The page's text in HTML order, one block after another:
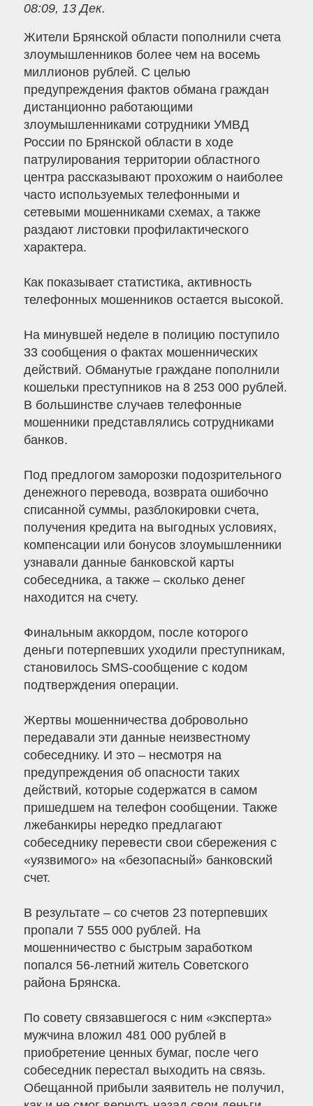
08:09, 13 Дек.
Жители Брянской области пополнили счета
злоумышленников более чем на восемь
миллионов рублей. С целью
предупреждения фактов обмана граждан
дистанционно работающими
злоумышленниками сотрудники УМВД
России по Брянской области в ходе
патрулирования территории областного
центра рассказывают прохожим о наиболее
часто используемых телефонными и
сетевыми мошенниками схемах, а также
раздают листовки профилактического
характера.
Как показывает статистика, активность
телефонных мошенников остается высокой.
На минувшей неделе в полицию поступило
33 сообщения о фактах мошеннических
действий. Обманутые граждане пополнили
кошельки преступников на 8 253 000 рублей.
В большинстве случаев телефонные
мошенники представлялись сотрудниками
банков.
Под предлогом заморозки подозрительного
денежного перевода, возврата ошибочно
списанной суммы, разблокировки счета,
получения кредита на выгодных условиях,
компенсации или бонусов злоумышленники
узнавали данные банковской карты
собеседника, а также – сколько денег
находится на счету.
Финальным аккордом, после которого
деньги потерпевших уходили преступникам,
становилось SMS-сообщение с кодом
подтверждения операции.
Жертвы мошенничества добровольно
передавали эти данные неизвестному
собеседнику. И это – несмотря на
предупреждения об опасности таких
действий, которые содержатся в самом
пришедшем на телефон сообщении. Также
лжебанкиры нередко предлагают
собеседнику перевести свои сбережения с
«уязвимого» на «безопасный» банковский
счет.
В результате – со счетов 23 потерпевших
пропали 7 555 000 рублей. На
мошенничество с быстрым заработком
попался 56-летний житель Советского
района Брянска.
По совету связавшегося с ним «эксперта»
мужчина вложил 481 000 рублей в
приобретение ценных бумаг, после чего
собеседник перестал выходить на связь.
Обещанной прибыли заявитель не получил,